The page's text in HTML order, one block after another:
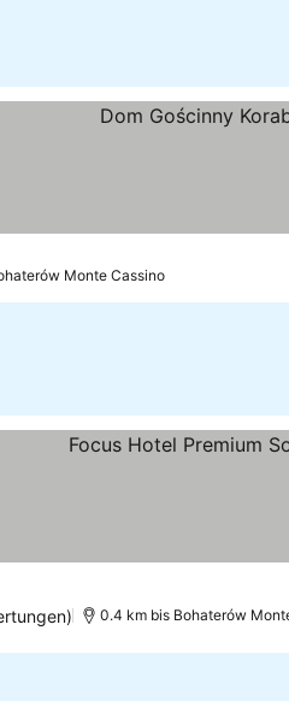
Monte Cassino
0.4 km bis Bohaterów